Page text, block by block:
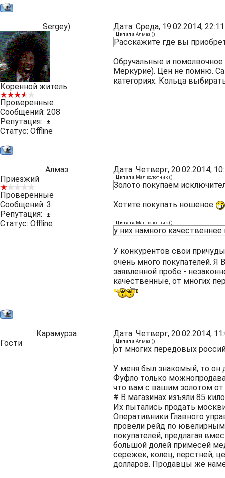
Sergey) Дата: Среда, 19.02.2014,
Коренной житель
Проверенные
Сообщений: 208
Репутация:
±
Статус: Offline
Цитата Алмаз ()
Расскажите где вы
Обручальные и
Меркурие). Цен не помню.
категориях. Кольца
Алмаз
Дата: Четверг, 20.02.2014,
Приезжий
Проверенные
Сообщений: 3
Репутация:
±
Статус: Offline
Цитата Мал золотник ()
Золото покупаем
Хотите покупать ношеное
Цитата Мал золотник ()
у них намного качественнее
У конкурентов свои
очень много покупателей. Я
заявленной пробе -
качественные, от многих
Карамурза
Дата: Четверг, 20.02.2014,
Гости
Цитата Алмаз ()
от многих передовых
У меня был знакомый, то он
Фуфло только
что вам с вашим золотом от
# В магазинах изъяли 85
Их пытались продать
Оперативники Главного
провели рейд по
покупателей, предлагая
большой долей примесей
сережек, колец, перстней,
долларов. Продавцы же